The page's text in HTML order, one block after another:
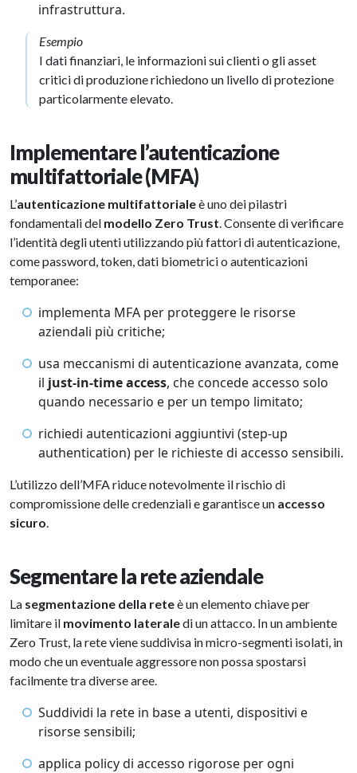
infrastruttura.
Esempio
I dati finanziari, le informazioni sui clienti o gli asset
critici di produzione richiedono un livello di protezione
particolarmente elevato.
Implementare l’autenticazione
multifattoriale (MFA)
L’autenticazione multifattorialeè uno dei pilastri
fondamentali del modello Zero Trust. Consente di verificare
l’identità degli utenti utilizzando più fattori di autenticazione,
come password, token, dati biometrici o autenticazioni
temporanee:
implementa MFA per proteggere le risorse
aziendali più critiche;
usa meccanismi di autenticazione avanzata, come
il just-in-time access, che concede accesso solo
quando necessario e per un tempo limitato;
richiedi autenticazioni aggiuntivi (step-up
authentication) per le richieste di accesso sensibili.
L’utilizzo dell’MFA riduce notevolmente il rischio di
compromissione delle credenziali e garantisce un accesso
sicuro.
Segmentare la rete aziendale
La segmentazione della reteè un elemento chiave per
limitare il movimento lateraledi un attacco. In un ambiente
Zero Trust, la rete viene suddivisa in micro-segmenti isolati, in
modo che un eventuale aggressore non possa spostarsi
facilmente tra diverse aree.
Suddividi la rete in base a utenti, dispositivi e
risorse sensibili;
applica policy di accesso rigorose per ogni